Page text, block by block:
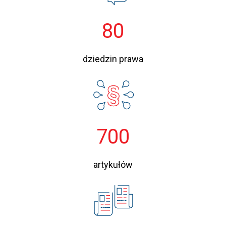
80
dziedzin prawa
700
artykułów